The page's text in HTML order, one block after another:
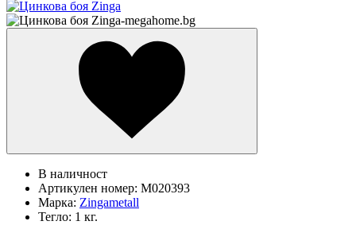
В наличност
Артикулен номер: M020393
Марка: Zingametall
Тегло: 1 кг.